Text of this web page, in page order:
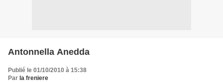
Antonnella Anedda
Publié le 01/10/2010 à 15:38
Par la freniere